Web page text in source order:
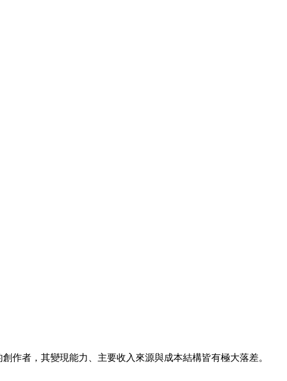
作者，其變現能力、主要收入來源與成本結構皆有極大落差。